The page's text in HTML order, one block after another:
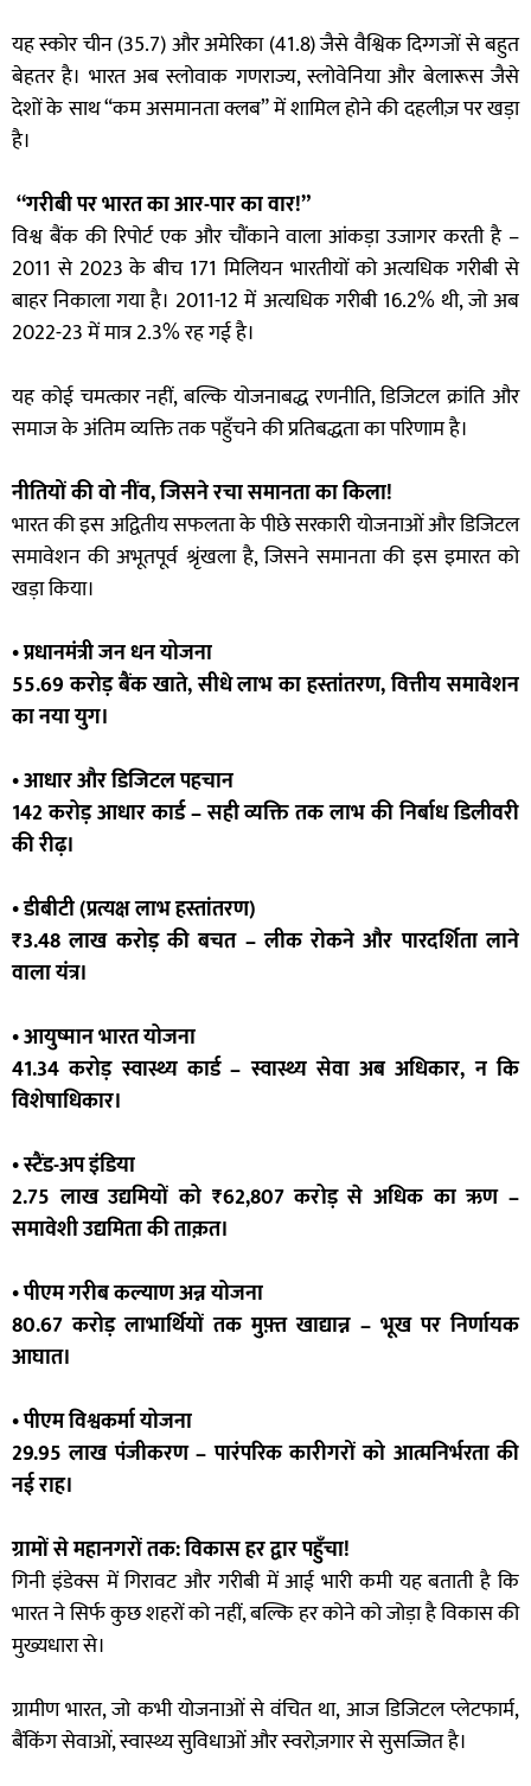
यह स्कोर चीन (35.7) और अमेरिका (41.8) जैसे वैश्विक दिग्गजों से बहुत
बेहतर है। भारत अब स्लोवाक गणराज्य, स्लोवेनिया और बेलारूस जैसे
देशों के साथ “कम असमानता क्लब” में शामिल होने की दहलीज़ पर खड़ा
है।
“गरीबी पर भारत का आर-पार का वार!”
विश्व बैंक की रिपोर्ट एक और चौंकाने वाला आंकड़ा उजागर करती है –
2011 से 2023 के बीच 171 मिलियन भारतीयों को अत्यधिक गरीबी से
बाहर निकाला गया है। 2011-12 में अत्यधिक गरीबी 16.2% थी, जो अब
2022-23 में मात्र 2.3% रह गई है।
यह कोई चमत्कार नहीं, बल्कि योजनाबद्ध रणनीति, डिजिटल क्रांति और
समाज के अंतिम व्यक्ति तक पहुँचने की प्रतिबद्धता का परिणाम है।
नीतियों की वो नींव, जिसने रचा समानता का किला!
भारत की इस अद्वितीय सफलता के पीछे सरकारी योजनाओं और डिजिटल
समावेशन की अभूतपूर्व श्रृंखला है, जिसने समानता की इस इमारत को
खड़ा किया।
• प्रधानमंत्री जन धन योजना
55.69 करोड़ बैंक खाते, सीधे लाभ का हस्तांतरण, वित्तीय समावेशन
का नया युग।
• आधार और डिजिटल पहचान
142 करोड़ आधार कार्ड – सही व्यक्ति तक लाभ की निर्बाध डिलीवरी
की रीढ़।
• डीबीटी (प्रत्यक्ष लाभ हस्तांतरण)
₹3.48 लाख करोड़ की बचत – लीक रोकने और पारदर्शिता लाने
वाला यंत्र।
• आयुष्मान भारत योजना
41.34 करोड़ स्वास्थ्य कार्ड – स्वास्थ्य सेवा अब अधिकार, न कि
विशेषाधिकार।
• स्टैंड-अप इंडिया
2.75 लाख उद्यमियों को ₹62,807 करोड़ से अधिक का ऋण –
समावेशी उद्यमिता की ताक़त।
• पीएम गरीब कल्याण अन्न योजना
80.67 करोड़ लाभार्थियों तक मुफ़्त खाद्यान्न – भूख पर निर्णायक
आघात।
• पीएम विश्वकर्मा योजना
29.95 लाख पंजीकरण – पारंपरिक कारीगरों को आत्मनिर्भरता की
नई राह।
ग्रामों से महानगरों तक: विकास हर द्वार पहुँचा!
गिनी इंडेक्स में गिरावट और गरीबी में आई भारी कमी यह बताती है कि
भारत ने सिर्फ कुछ शहरों को नहीं, बल्कि हर कोने को जोड़ा है विकास की
मुख्यधारा से।
ग्रामीण भारत, जो कभी योजनाओं से वंचित था, आज डिजिटल प्लेटफार्म,
बैंकिंग सेवाओं, स्वास्थ्य सुविधाओं और स्वरोज़गार से सुसज्जित है।